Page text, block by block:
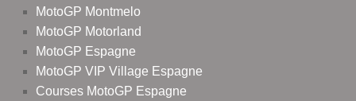
MotoGP Montmelo
MotoGP Motorland
MotoGP Espagne
MotoGP VIP Village Espagne
Courses MotoGP Espagne